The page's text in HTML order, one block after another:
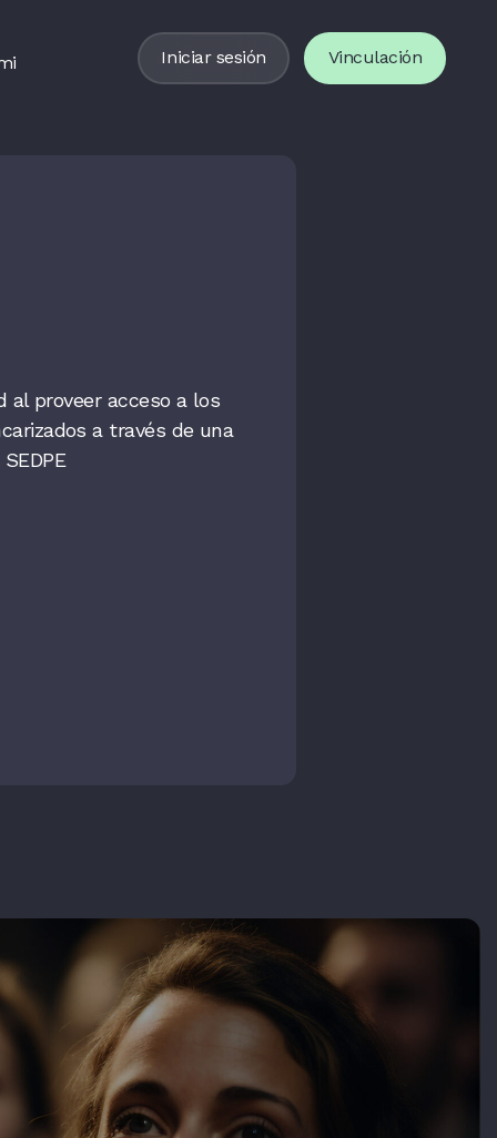
Iniciar sesión Vinculación
al proveer acceso a los
a través de una